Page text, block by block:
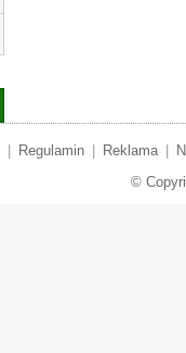
Regulamin Reklama
©